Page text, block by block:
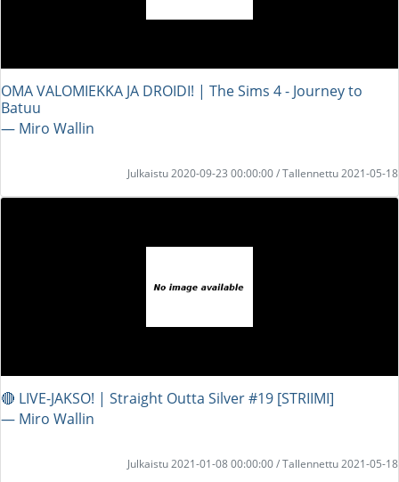
OMA VALOMIEKKA JA DROIDI! | The Sims 4 - Journey to
Batuu
― Miro Wallin
Julkaistu 2020-09-23 00:00:00 / Tallennettu 2021-05-18
🔴 LIVE-JAKSO! | Straight Outta Silver #19 [STRIIMI]
― Miro Wallin
Julkaistu 2021-01-08 00:00:00 / Tallennettu 2021-05-18